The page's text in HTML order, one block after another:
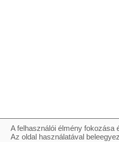
A felhasználói élmény fokozása
Az oldal használatával